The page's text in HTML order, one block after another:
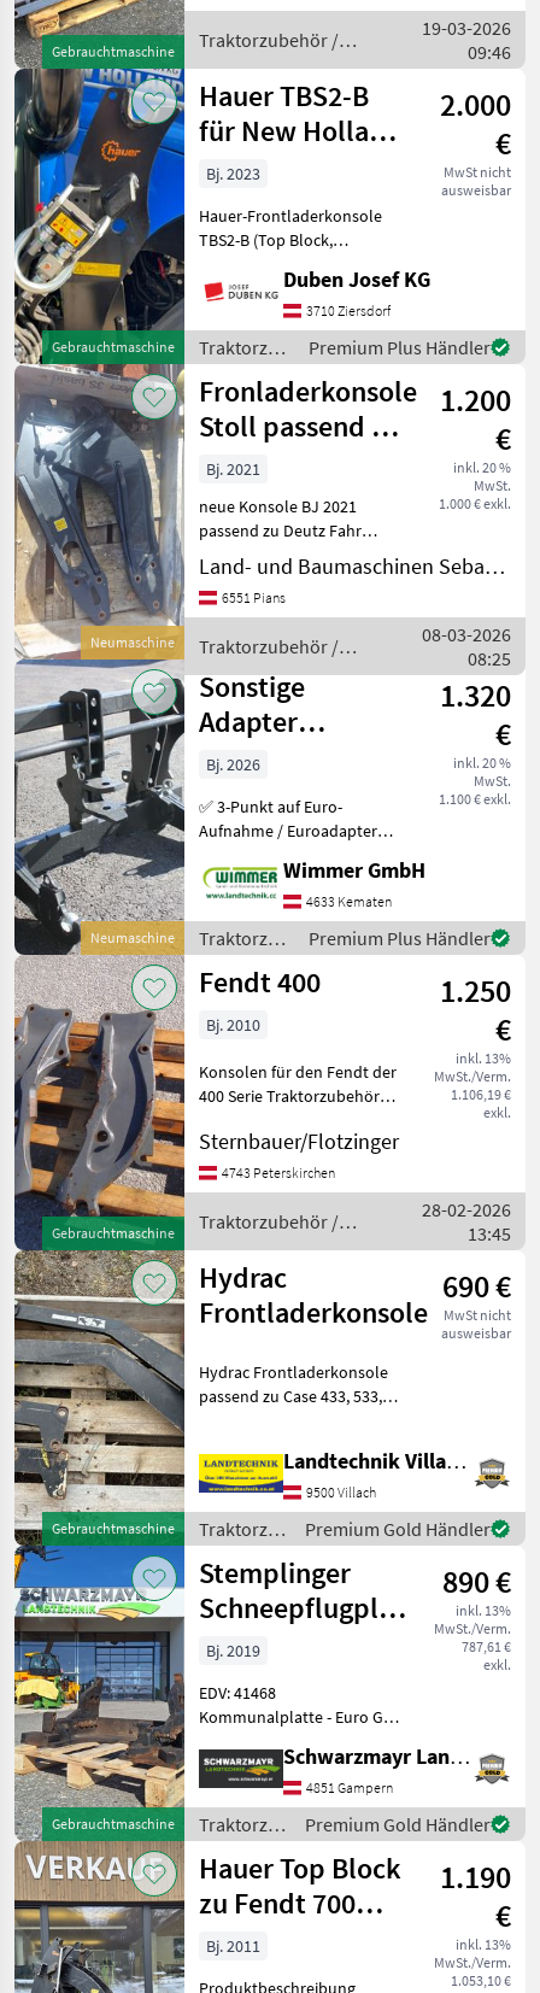
Gebrauchtmaschine
Traktorzubehör /
Hauer
19-03-2026
09:46
Gebrauchtmaschine
Hauer TBS2-B
für New Holland
T5 Dual
Command
2.000
€
MwSt nicht
ausweisbar
Bj. 2023
Hauer-Frontladerkonsole
TBS2-B (Top Block,
Multikuppler-Unterteil 4-
fach mit 3-poliger
Steckdose,
Hinterachsabstützung,
Tandem-Sicherheitsventil P
Duben Josef KG
3710 Ziersdorf
Traktorzubehör
/ Hauer
Premium Plus Händler
Neumaschine
Fronladerkonsole
Stoll passend zu
Deutz Fahr
1.200
€
inkl. 20 %
MwSt.
1.000 € exkl.
Bj. 2021
neue Konsole BJ 2021
passend zu Deutz Fahr
Serie 6000 Traktorzubehör
Konsolen
Land- und Baumaschinen Sebastian Krismer
6551 Pians
Traktorzubehör /
Stoll
08-03-2026
08:25
Neumaschine
Sonstige
Adapter
Dreipunkt /
Euroaufnahme
Scorpion/Torion
1.320
€
inkl. 20 %
MwSt.
1.100 € exkl.
Bj. 2026
✅ 3-Punkt auf Euro-
Aufnahme / Euroadapter
Diese hochwertigen
Konsolen aus dem Baujahr
2025 bieten maximale
Flexibilität und Stabilität für
v
Wimmer GmbH
4633 Kematen
Traktorzubehör
/ Sonstige
Premium Plus Händler
Gebrauchtmaschine
Fendt 400
1.250
€
inkl. 13%
MwSt./Verm.
1.106,19 €
exkl.
Bj. 2010
Konsolen für den Fendt der
400 Serie Traktorzubehör
Sternbauer/Flotzinger
4743 Peterskirchen
Traktorzubehör /
Fendt
28-02-2026
13:45
Gebrauchtmaschine
Hydrac
Frontladerkonsole
690 €
MwSt nicht
ausweisbar
Hydrac Frontladerkonsole
passend zu Case 433, 533,
Schrauben, prompt
verfügbar Für weitere
Fragen stehen wir Ihnen
Landtechnik Villach GmbH
9500 Villach
Traktorzubehör
/ Hydrac
Premium Gold Händler
Gebrauchtmaschine
Stemplinger
Schneepflugplatte
EURO Gr.3 zu
890 €
inkl. 13%
MwSt./Verm.
787,61 €
exkl.
Bj. 2019
EDV: 41468
Kommunalplatte - Euro Gr.
Stemplinger Steyr Kompakt
und Multi gebraucht aus
Vermittlung mit 13% MwSt.
Länge: 4, 80 Breite: 2
Schwarzmayr Landtechnik GmbH - Gampern
4851 Gampern
Traktorzubehör
/
Stemplinger
Premium Gold Händler
Hauer Top Block
zu Fendt 700
(24731)
1.190
€
inkl. 13%
MwSt./Verm.
1.053,10 €
Bj. 2011
Produktbeschreibung